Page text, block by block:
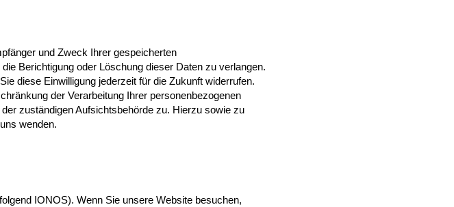
und Zweck Ihrer gespeicherten
Berichtigung oder Löschung dieser Daten zu verlangen.
diese Einwilligung jederzeit für die Zukunft widerrufen.
der Verarbeitung Ihrer personenbezogenen
zuständigen Aufsichtsbehörde zu. Hierzu sowie zu
wenden.
IONOS). Wenn Sie unsere Website besuchen,